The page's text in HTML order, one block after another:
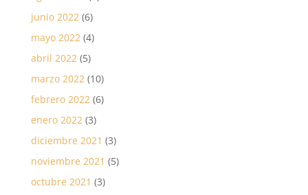
junio 2022(6)
mayo 2022(4)
abril 2022(5)
marzo 2022(10)
febrero 2022(6)
enero 2022(3)
diciembre 2021 (3)
noviembre 2021 (5)
octubre 2021 (3)